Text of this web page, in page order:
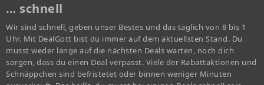
… schnell
Wir sind schnell, geben unser Bestes und das täglich von 8 bis 1
Uhr. Mit DealGott bist du immer auf dem aktuellsten Stand. Du
musst weder lange auf die nächsten Deals warten, noch dich
sorgen, dass du einen Deal verpasst. Viele der Rabattaktionen und
Schnäppchen sind befristetet oder binnen weniger Minuten